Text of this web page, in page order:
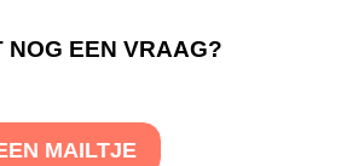
NOG EEN VRAAG?
MAILTJE